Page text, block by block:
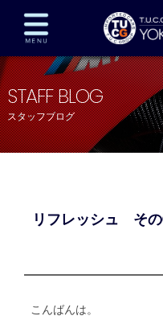
在庫車両情報 保
TUCとは？
全国納車
STAFF BLOG
スタッフブログ
リフレッシュ そ
こんばんは。